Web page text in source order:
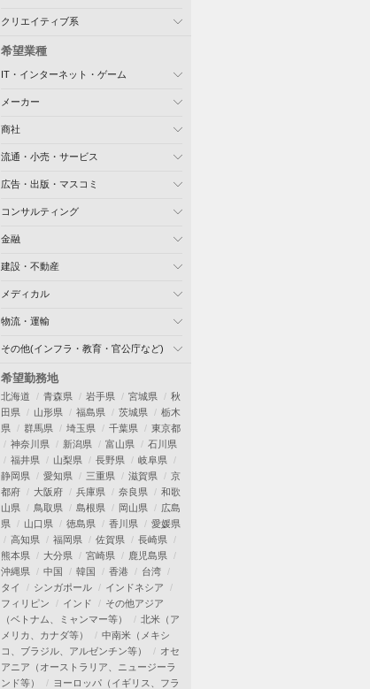
クリエイティブ系
希望業種
IT・インターネット・ゲーム
メーカー
商社
流通・小売・サービス
広告・出版・マスコミ
コンサルティング
金融
建設・不動産
メディカル
物流・運輸
その他(インフラ・教育・官公庁など)
希望勤務地
北海道 青森県 岩手県 宮城県
秋
田県
山形県 福島県 茨城県
栃木
県
群馬県 埼玉県 千葉県
東京都
神奈川県
新潟県 富山県
石川県
福井県
山梨県 長野県
岐阜県
静岡県
愛知県 三重県 滋賀県
京
都府
大阪府 兵庫県 奈良県
和歌
山県
鳥取県 島根県 岡山県
広島
県
山口県 徳島県 香川県
愛媛県
高知県
福岡県 佐賀県
長崎県
熊本県
大分県 宮崎県
鹿児島県
沖縄県
中国 韓国 香港
台湾
タイ
シンガポール
インドネシア
フィリピン
インド
その他アジア
（ベトナム、ミャンマー等）
北米（ア
メリカ、カナダ等）
中南米（メキシ
コ、ブラジル、アルゼンチン等）
オセ
アニア（オーストラリア、ニュージーラ
ンド等）
ヨーロッパ（イギリス、フラ